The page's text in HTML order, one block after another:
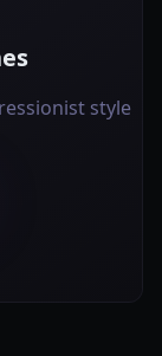
style